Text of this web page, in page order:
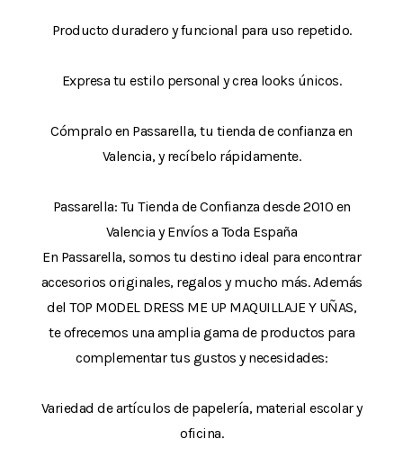
Producto duradero y funcional para uso repetido.
Expresa tu estilo personal y crea looks únicos.
Cómpralo en Passarella, tu tienda de confianza en
Valencia, y recíbelo rápidamente.
Passarella: Tu Tienda de Confianza desde 2010 en
Valencia y Envíos a Toda España
En Passarella, somos tu destino ideal para encontrar
accesorios originales, regalos y mucho más. Además
del TOP MODEL DRESS ME UP MAQUILLAJE Y UÑAS,
te ofrecemos una amplia gama de productos para
complementar tus gustos y necesidades:
Variedad de artículos de papelería, material escolar y
oficina.